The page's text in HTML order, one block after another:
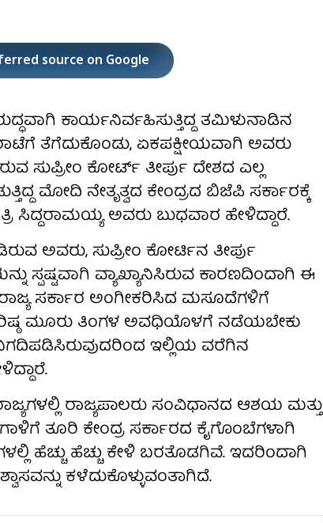
source on Google
ಕಾರ್ಯನಿರ್ವಹಿಸುತ್ತಿದ್ದ ತಮಿಳುನಾಡಿನ
ತೆಗೆದುಕೊಂಡು, ಏಕಪಕ್ಷೀಯವಾಗಿ ಅವರು
ಸುಪ್ರೀಂ ಕೋರ್ಟ್ ತೀರ್ಪು ದೇಶದ ಎಲ್ಲ
ಮೋದಿ ನೇತೃತ್ವದ ಕೇಂದ್ರದ ಬಿಜೆಪಿ ಸರ್ಕಾರಕ್ಕೆ
ಅವರು ಬುಧವಾರ ಹೇಳಿದ್ದಾರೆ.
ಅವರು, ಸುಪ್ರೀಂ ಕೋರ್ಟಿನ ತೀರ್ಪು
ಸ್ಪಷ್ಟವಾಗಿ ವ್ಯಾಖ್ಯಾನಿಸಿರುವ ಕಾರಣದಿಂದಾಗಿ ಈ
ಸರ್ಕಾರ ಅಂಗೀಕರಿಸಿದ ಮಸೂದೆಗಳಿಗೆ
ಮೂರು ತಿಂಗಳ ಅವಧಿಯೊಳಗೆ ನಡೆಯಬೇಕು
ಇಲ್ಲಿಯ ವರೆಗಿನ
ರಾಜ್ಯಪಾಲರು ಸಂವಿಧಾನದ ಆಶಯ ಮತ್ತು
ತೂರಿ ಕೇಂದ್ರ ಸರ್ಕಾರದ ಕೈಗೊಂಬೆಗಳಾಗಿ
ಹೆಚ್ಚು ಹೆಚ್ಚು ಕೇಳಿ ಬರತೊಡಗಿವೆ. ಇದರಿಂದಾಗಿ
ಕಳೆದುಕೊಳ್ಳುವಂತಾಗಿದೆ.